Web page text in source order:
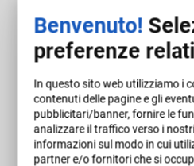
Al termine del corso è
un questionario di gradimento
esprimere un giudizio sui
fruito.
Periodo di validità
Benvenuto!
preferenze
In questo sito web utilizziamo i
contenuti delle pagine e gli
pubblicitari/banner, fornire le
analizzare il traffico verso i
informazioni sul modo in cui
partner e/o fornitori che si